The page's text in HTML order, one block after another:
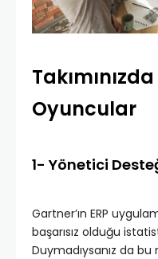
Oyuncular
1- Yönetici
Gartner’ın ERP
başarısız olduğu
Duymadıysanız da bu